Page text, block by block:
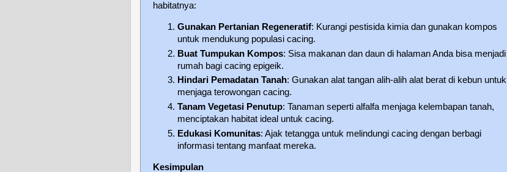
habitatnya:
Gunakan Pertanian Regeneratif: Kurangi pestisida kimia dan gunakan kompos
untuk mendukung populasi cacing.
Buat Tumpukan Kompos: Sisa makanan dan daun di halaman Anda bisa menjadi
rumah bagi cacing epigeik.
Hindari Pemadatan Tanah: Gunakan alat tangan alih-alih alat berat di kebun untuk
menjaga terowongan cacing.
Tanam Vegetasi Penutup: Tanaman seperti alfalfa menjaga kelembapan tanah,
menciptakan habitat ideal untuk cacing.
Edukasi Komunitas: Ajak tetangga untuk melindungi cacing dengan berbagi
informasi tentang manfaat mereka.
Kesimpulan